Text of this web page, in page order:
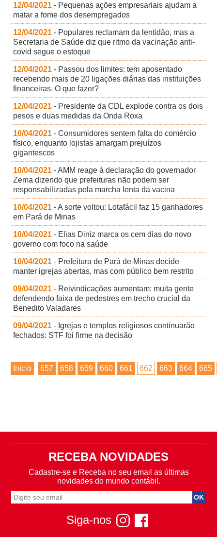
12/04/2021 - Pequenas ações empresariais ajudam a
matar a fome dos desempregados
12/04/2021 - Populares reclamam da lentidão, mas a
Secretaria de Saúde diz que ritmo da vacinação anti-
covid segue o estoque
12/04/2021 - Passou dos limites: tem aposentado
recebendo mais de 20 ligações diárias das instituições
financeiras. O que fazer?
12/04/2021 - Presidente da CDL explode contra os dois
pesos e duas medidas da Onda Roxa
10/04/2021 - Consumidores sentem falta do comércio
físico, enquanto lojistas amargam prejuízos
gigantescos
10/04/2021 - AMM reage à declaração do governador
Zema dizendo que prefeituras não podem ser
responsabilizadas pela marcha lenta da vacina
10/04/2021 - A sorte voltou: Lotafácil faz 15 ganhadores
em Pará de Minas
10/04/2021 - Elias Diniz marca os cem dias do novo
governo com foco na saúde
10/04/2021 - Prefeitura de Pará de Minas decide
manter igrejas abertas, mas com público bem restrito
09/04/2021 - Reivindicações aumentam: muita gente
defendendo faixa de pedestres em trecho crucial da
Benedito Valadares
09/04/2021 - Igrejas e templos religiosos continuarão
fechados: STF foi firme na decisão
Início 657 658 659 660 661 662 663 664 665
RECEBA NOVIDADES
Cadastre-se e Receba no seu email as últimas
novidades do mundo contábil.
Siga-nos